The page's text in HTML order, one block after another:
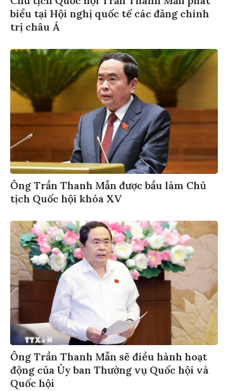
biểu tại Hội nghị quốc tế các đảng chính
trị châu Á
Ông Trần Thanh Mẫn được bầu làm Chủ
tịch Quốc hội khóa XV
Ông Trần Thanh Mẫn sẽ điều hành hoạt
động của Ủy ban Thường vụ Quốc hội và
Quốc hội